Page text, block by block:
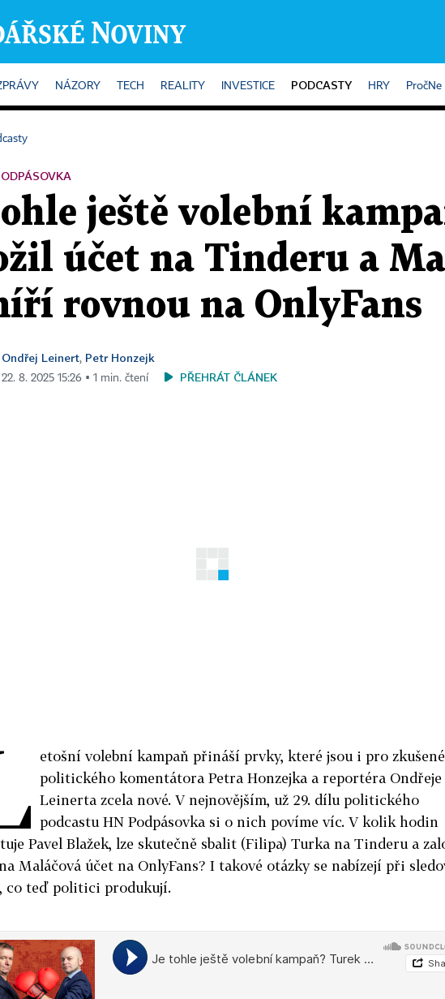
NÁZORY TECH REALITY INVESTICE PODCASTY HRY PročNe
ještě volební
účet na Tinderu a
rovnou na OnlyFans
Ondřej Leinert, Petr Honzejk
22. 8. 2025 15:26 ▪ 1 min. čtení PŘEHRÁT ČLÁNEK
etošní volební kampaň přináší prvky, které jsou i pro
politického komentátora Petra Honzejka a reportéra Ondřeje
Leinerta zcela nové. V nejnovějším, už 29. dílu politického
podcastu HN Podpásovka si o nich povíme víc. V kolik hodin
Pavel Blažek, lze skutečně sbalit (Filipa) Turka na Tinderu a
Maláčová účet na OnlyFans? I takové otázky se nabízejí při
co teď politici produkují.